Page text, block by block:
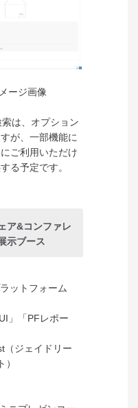
ージ画像
は、オプション
が、一部機能に
ご利用いただけ
る予定です。
ア&コンファレ
示ブース
ットフォーム
」「PFレポー
（ジェイドリー